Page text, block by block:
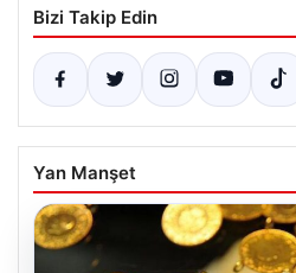
Bizi Takip Edin
Yan Manşet